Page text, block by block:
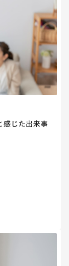
感じた出来事